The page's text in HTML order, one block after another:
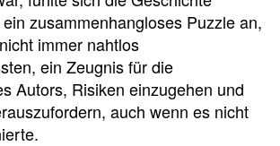
zusammenhangloses Puzzle an,
immer nahtlos
ein Zeugnis für die
Autors, Risiken einzugehen und
auch wenn es nicht